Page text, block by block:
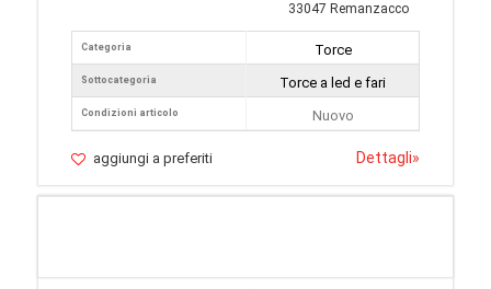
33047 Remanzacco
Categoria
Sottocategoria
Condizioni articolo
Torce
Torce a led e fari
Nuovo
aggiungi a preferiti Dettagli»